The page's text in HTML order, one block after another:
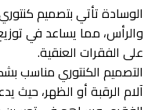
الوسادة تأتي بتصميم
والرأس، مما يساعد في
على الفقرات العنقية.
التصميم الكنتوري مناسب
آلام الرقبة أو الظهر، حيث